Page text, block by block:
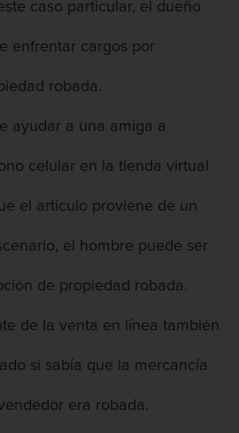
de Documentos Falsos
identidad
de drogas
Marihuana en California
36
de Desviación Previo al
de Marihuana para la Venta
de Metanfetamina
De Parafernalia De Drogas
caso particular, el dueño
enfrentar cargos por
robada.
ayudar a una amiga a
celular en la tienda virtual
el artículo proviene de un
el hombre puede ser
de propiedad robada.
de la venta en línea también
si sabía que la mercancía
era robada.